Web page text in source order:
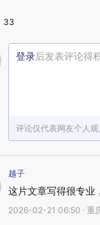
33
登录后发表评论得
评论仅代表网友个人
越子
这片文章写得很专业
2026-02-21 06:50 · 重